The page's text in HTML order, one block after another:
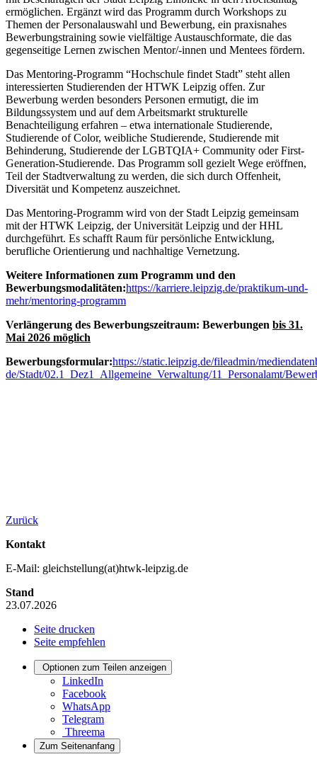
ermöglichen. Ergänzt wird das Programm durch Workshops zu
Themen der Personalauswahl und Bewerbung, ein praxisnahes
Bewerbungstraining sowie vielfältige Austauschformate, die das
gegenseitige Lernen zwischen Mentor/-innen und Mentees fördern.
Das Mentoring-Programm “Hochschule findet Stadt” steht allen
interessierten Studierenden der HTWK Leipzig offen. Zur
Bewerbung werden besonders Personen ermutigt, die im
Bildungssystem und auf dem Arbeitsmarkt strukturelle
Benachteiligung erfahren – etwa internationale Studierende,
Studierende of Color, weibliche Studierende, Studierende mit
Behinderung, Studierende der LGBTQIA+ Community oder First-
Generation-Studierende. Das Programm soll gezielt Wege eröffnen,
Teil der Stadtverwaltung zu werden, die sich durch Offenheit,
Diversität und Kompetenz auszeichnet.
Das Mentoring-Programm wird von der Stadt Leipzig gemeinsam
mit der HTWK Leipzig, der Universität Leipzig und der HHL
durchgeführt. Es schafft Raum für persönliche Entwicklung,
berufliche Orientierung und nachhaltige Vernetzung.
Weitere Informationen zum Programm und den
Bewerbungsmodalitäten:https://karriere.leipzig.de/praktikum-und-
mehr/mentoring-programm
Verlängerung des Bewerbungszeitraum: Bewerbungen bis 31.
Mai 2026 möglich
Bewerbungsformular:https://static.leipzig.de/fileadmin/
de/Stadt/02.1_Dez1_Allgemeine_Verwaltung/11_Personalamt/
Zurück
Kontakt
E-Mail: gleichstellung(at)htwk-leipzig.de
Stand
23.07.2026
Seite drucken
Seite empfehlen
Optionen zum Teilen anzeigen
LinkedIn
Facebook
WhatsApp
Telegram
Threema
Zum Seitenanfang